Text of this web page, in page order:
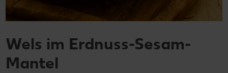
Wels im Erdnuss-Sesam-
Mantel